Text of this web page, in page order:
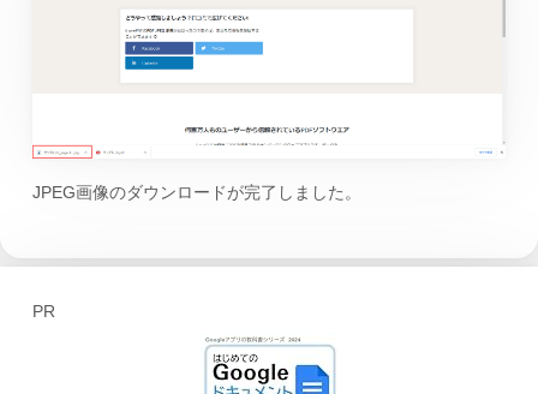
JPEG画像のダウンロードが完了しました。
PR